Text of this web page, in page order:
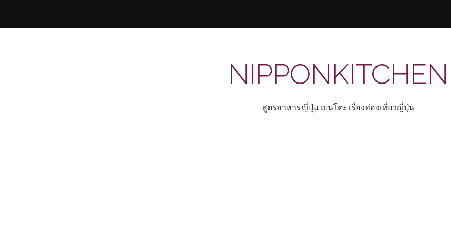
NIPPONKITCHEN
สูตรอาหารญี่ปุ่น เบนโตะ เรื่องท่องเที่ยวญี่ปุ่น